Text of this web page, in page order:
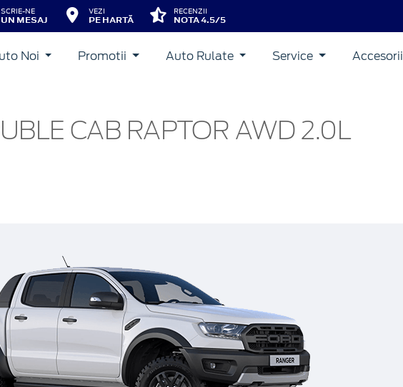
SCRIE-NE
UN MESAJ
VEZI
PE HARTĂ
RECENZII
NOTA 4.5/5
Noi Promotii Auto Rulate Service Accesorii
CAB RAPTOR AWD 2.0L